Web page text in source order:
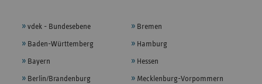
vdek - Bundesebene
Baden-Württemberg
Bayern
Berlin/Brandenburg
Bremen
Hamburg
Hessen
Mecklenburg-Vorpommern